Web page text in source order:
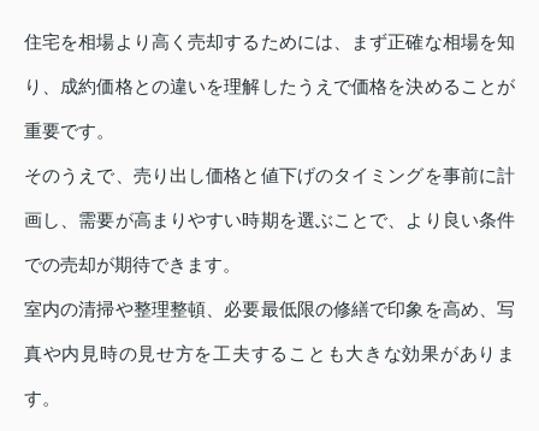
住宅を相場より高く売却するためには、まず正確な相場を知
り、成約価格との違いを理解したうえで価格を決めることが
重要です。
そのうえで、売り出し価格と値下げのタイミングを事前に計
画し、需要が高まりやすい時期を選ぶことで、より良い条件
での売却が期待できます。
室内の清掃や整理整頓、必要最低限の修繕で印象を高め、写
真や内見時の見せ方を工夫することも大きな効果がありま
す。